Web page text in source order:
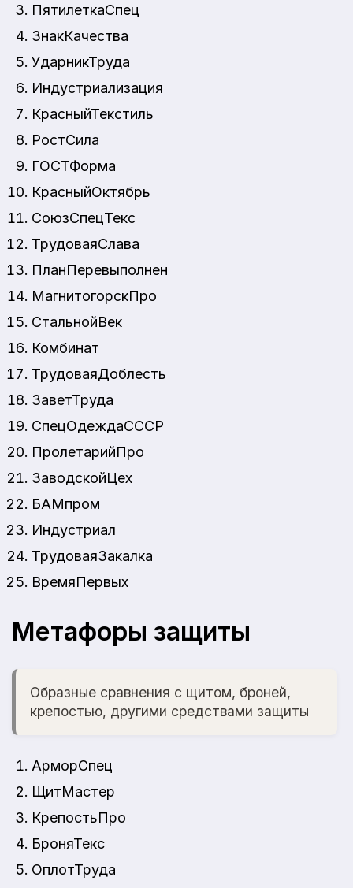
ПятилеткаСпец
ЗнакКачества
УдарникТруда
Индустриализация
КрасныйТекстиль
РостСила
ГОСТФорма
КрасныйОктябрь
СоюзСпецТекс
ТрудоваяСлава
ПланПеревыполнен
МагнитогорскПро
СтальнойВек
Комбинат
ТрудоваяДоблесть
ЗаветТруда
СпецОдеждаСССР
ПролетарийПро
ЗаводскойЦех
БАМпром
Индустриал
ТрудоваяЗакалка
ВремяПервых
Метафоры защиты
Образные сравнения с щитом, броней,
крепостью, другими средствами защиты
АрморСпец
ЩитМастер
КрепостьПро
БроняТекс
ОплотТруда